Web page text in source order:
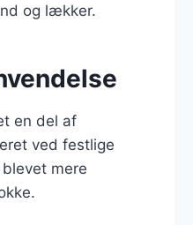
og lækker.
en del af
ved festlige
mere